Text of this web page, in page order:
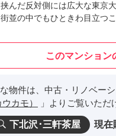
んだ反対側には広大な東京
並の中でもひときわ目立つ
このマンション
物件は、中古・リノベー
カモ） 」よりご覧いただ
下北沢･三軒茶屋 現在